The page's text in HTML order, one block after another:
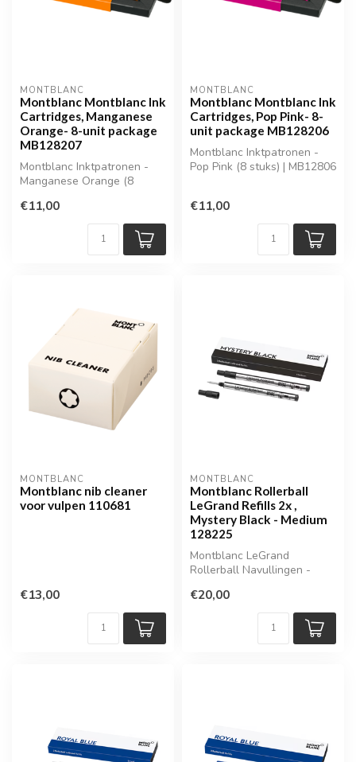
MONTBLANC
Montblanc Montblanc Ink
Cartridges, Manganese
Orange- 8-unit package
MB128207
Montblanc Inktpatronen -
Manganese Orange (8
€11,00
MONTBLANC
Montblanc Montblanc Ink
Cartridges, Pop Pink- 8-
unit package MB128206
Montblanc Inktpatronen -
Pop Pink (8 stuks) | MB12806
€11,00
MONTBLANC
Montblanc nib cleaner
voor vulpen 110681
€13,00
MONTBLANC
Montblanc Rollerball
LeGrand Refills 2x ,
Mystery Black - Medium
128225
Montblanc LeGrand
Rollerball Navullingen -
Medium) | MB1...
€20,00